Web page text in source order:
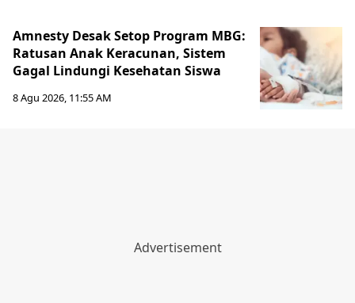
Amnesty Desak Setop Program MBG:
Ratusan Anak Keracunan, Sistem
Gagal Lindungi Kesehatan Siswa
8 Agu 2026, 11:55 AM